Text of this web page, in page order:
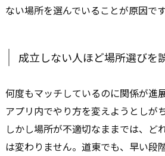
ない場所を選んでいることが原因です
成立しない人ほど場所選びを
何度もマッチしているのに関係が進
アプリ内でやり方を変えようとしがち
しかし場所が不適切なままでは、ど
は変わりません。道東でも、早い段